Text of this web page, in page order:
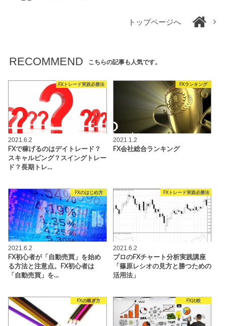
トップページへ
RECOMMEND こちらの記事も人気です。
FXトレード実践必勝法
2021.6.2
FXで稼げるのはデイトレード？
スキャルピング？スイングトレー
ド？長期トレ…
FXランキング
2021.1.2
FX会社総合ランキング
FXのはじめ方
2021.6.2
FX初心者が「自動売買」を始め
る方法と注意点。FX初心者は
「自動売買」を…
FXトレード実践必勝法
2021.6.2
プロのFXチャート分析実践講座
「篠原レシオの見方と勝つための
活用法」
FXの稼ぎ方 FX比較